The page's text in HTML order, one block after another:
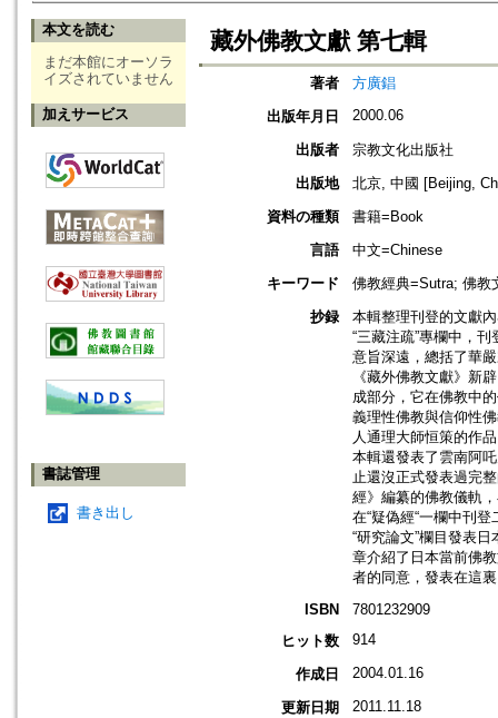
本文を読む
まだ本館にオーソラ
イズされていません
加えサービス
書誌管理
書き出し
藏外佛教文獻 第七輯
著者
方廣錩
出版年月日
2000.06
出版者
宗教文化出版社
出版地
北京, 中國 [Beijing,
資料の種類
書籍=Book
言語
中文=Chinese
キーワード
佛教經典=Sutra; 佛教
抄録
本輯整理刊登的文獻
“三藏注疏”專欄中，
意旨深遠，總括了華
《藏外佛教文獻》新
成部分，它在佛教中
義理性佛教與信仰性
人通理大師恒策的作
本輯還發表了雲南阿
止還沒正式發表過完
經》編纂的佛教儀軌
在“疑偽經“一欄中刊
“研究論文”欄目發表
章介紹了日本當前佛
者的同意，發表在這
ISBN
7801232909
ヒット数
914
作成日 2004.01.16
更新日期 2011.11.18